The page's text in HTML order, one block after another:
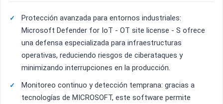
Protección avanzada para entornos industriales:
Microsoft Defender for IoT - OT site license - S ofrece
una defensa especializada para infraestructuras
operativas, reduciendo riesgos de ciberataques y
minimizando interrupciones en la producción.
Monitoreo continuo y detección temprana: gracias a
tecnologías de MICROSOFT, este software permite